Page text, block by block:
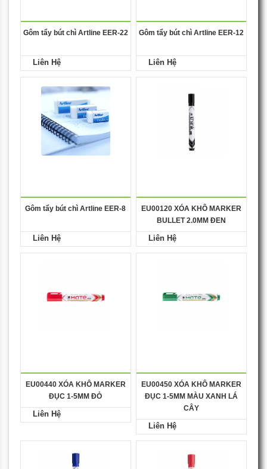
Gôm tẩy bút chì Artline EER-22
Liên Hệ
Gôm tẩy bút chì Artline EER-12
Liên Hệ
Gôm tẩy bút chì Artline EER-8
Liên Hệ
EU00120 XÓA KHÔ MARKER
BULLET 2.0MM ĐEN
Liên Hệ
EU00440 XÓA KHÔ MARKER
ĐỤC 1-5MM ĐỎ
Liên Hệ
EU00450 XÓA KHÔ MARKER
ĐỤC 1-5MM MÀU XANH LÁ
CÂY
Liên Hệ